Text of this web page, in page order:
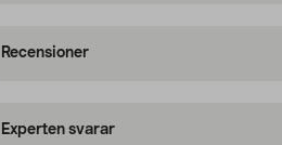
Recensioner
Experten svarar